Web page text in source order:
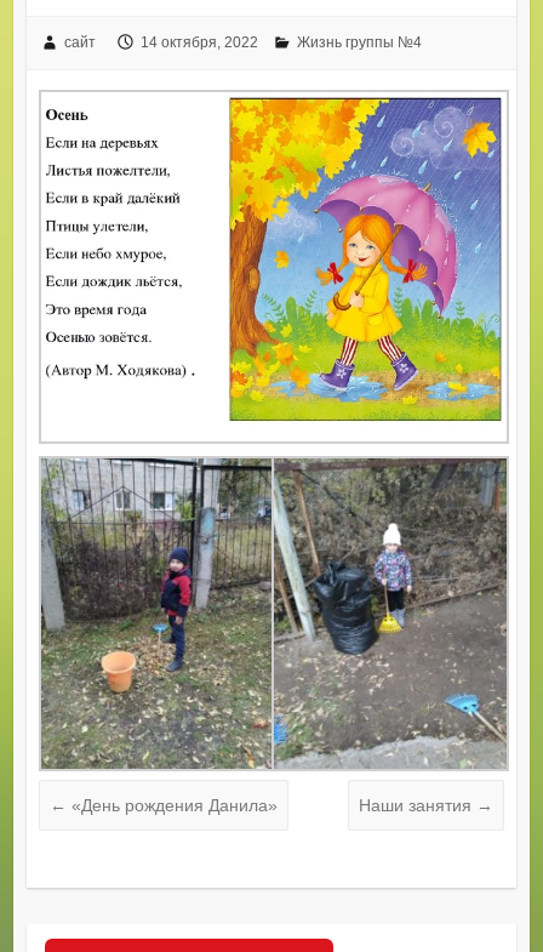
сайт 14 октября, 2022 Жизнь группы №4
← «День рождения Данила» Наши занятия →